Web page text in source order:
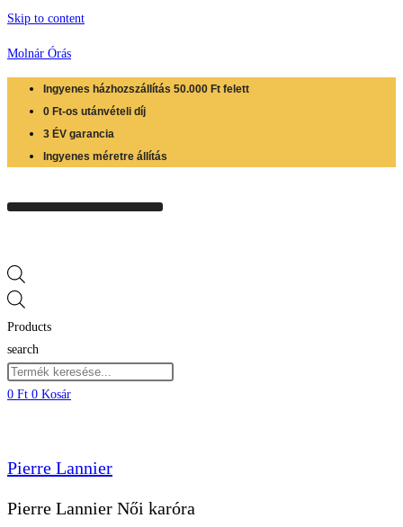
Skip to content
Molnár Órás
Ingyenes házhozszállítás 50.000 Ft felett
0 Ft-os utánvételi díj
3 ÉV garancia
Ingyenes méretre állítás
Products
search
0 Ft 0 Kosár
Pierre Lannier
Pierre Lannier Női karóra